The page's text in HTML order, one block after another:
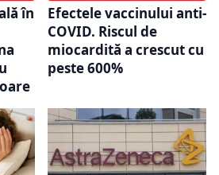
în
Efectele vaccinului anti-
COVID. Riscul de
miocardită a crescut cu
peste 600%